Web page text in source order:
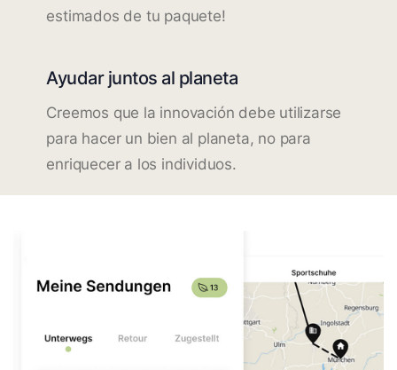
estimados de tu paquete!
Ayudar juntos al planeta
Creemos que la innovación debe utilizarse
para hacer un bien al planeta, no para
enriquecer a los individuos.